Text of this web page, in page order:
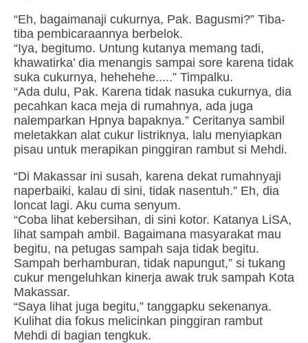
“Eh, bagaimanaji cukurnya, Pak. Bagusmi?” Tiba-
tiba pembicaraannya berbelok.
“Iya, begitumo. Untung kutanya memang tadi,
khawatirka’ dia menangis sampai sore karena tidak
suka cukurnya, hehehehe.....” Timpalku.
“Ada dulu, Pak. Karena tidak nasuka cukurnya, dia
pecahkan kaca meja di rumahnya, ada juga
nalemparkan Hpnya bapaknya.” Ceritanya sambil
meletakkan alat cukur listriknya, lalu menyiapkan
pisau untuk merapikan pinggiran rambut si Mehdi.
“Di Makassar ini susah, karena dekat rumahnyaji
naperbaiki, kalau di sini, tidak nasentuh.” Eh, dia
loncat lagi. Aku cuma senyum.
“Coba lihat kebersihan, di sini kotor. Katanya LiSA,
lihat sampah ambil. Bagaimana masyarakat mau
begitu, na petugas sampah saja tidak begitu.
Sampah berhamburan, tidak napungut,” si tukang
cukur mengeluhkan kinerja awak truk sampah Kota
Makassar.
“Saya lihat juga begitu,” tanggapku sekenanya.
Kulihat dia fokus melicinkan pinggiran rambut
Mehdi di bagian tengkuk.